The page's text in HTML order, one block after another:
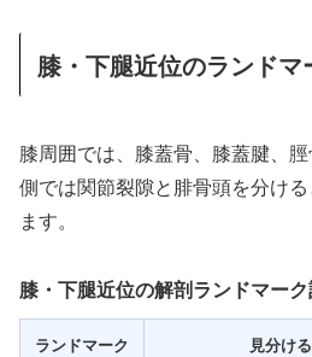
膝・下腿近位のランドマ
膝周囲では、膝蓋骨、膝蓋腱、
側では関節裂隙と腓骨頭を分け
ます。
膝・下腿近位の解剖ランドマー
ランドマーク 見分け